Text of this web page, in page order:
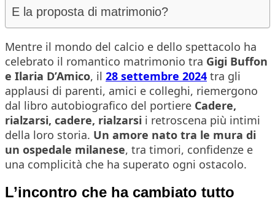
E la proposta di matrimonio?
Mentre il mondo del calcio e dello spettacolo ha
celebrato il romantico matrimonio tra Gigi Buffon
e Ilaria D’Amico, il 28 settembre 2024 tra gli
applausi di parenti, amici e colleghi, riemergono
dal libro autobiografico del portiere Cadere,
rialzarsi, cadere, rialzarsi i retroscena più intimi
della loro storia. Un amore nato tra le mura di
un ospedale milanese, tra timori, confidenze e
una complicità che ha superato ogni ostacolo.
L’incontro che ha cambiato tutto